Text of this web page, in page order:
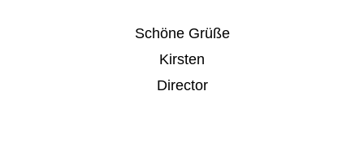
Schöne Grüße
Kirsten
Director